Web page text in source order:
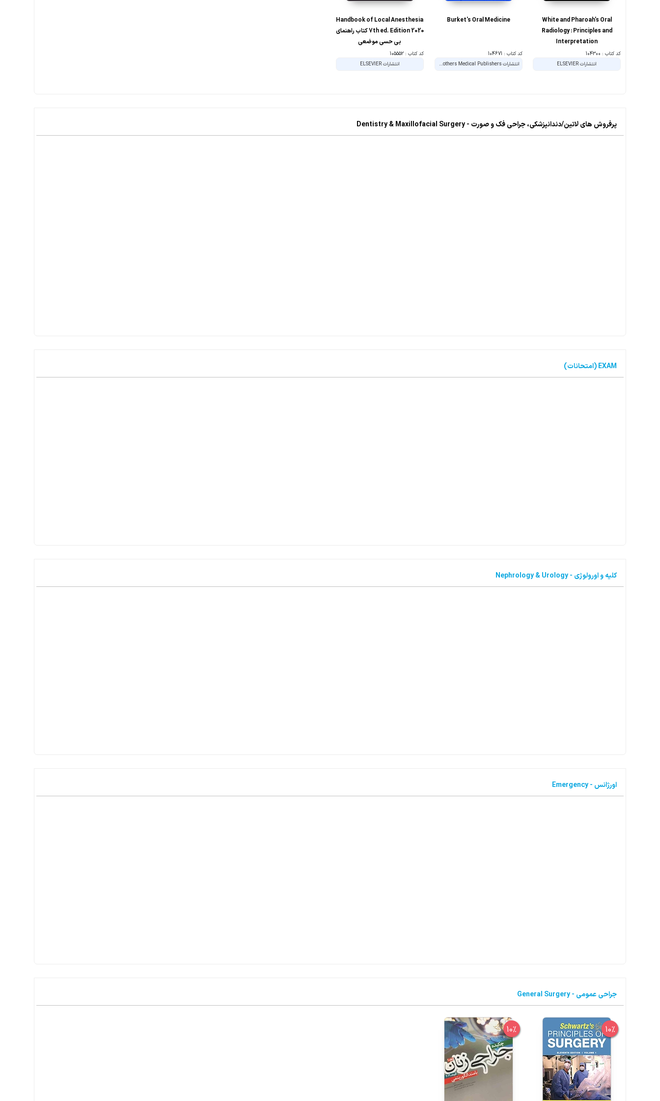
White and Pharoah's Oral
Radiology : Principles and
Interpretation
کد کتاب : 104300
انتشارات ELSEVIER
Burket's Oral Medicine
کد کتاب : 104671
انتشارات Jaypee Brothers Medical Publishers
Handbook of Local Anesthesia
7th ed. Edition 2020 کتاب راهنمای
بی حسی موضعی
کد کتاب : 105552
انتشارات ELSEVIER
پرفروش های لاتین/دندانپزشکی، جراحی فک و صورت - Dentistry & Maxillofacial Surgery
EXAM (امتحانات)
کلیه و اورولوژی - Nephrology & Urology
اورژانس - Emergency
جراحی عمومی - General Surgery
10%
10%